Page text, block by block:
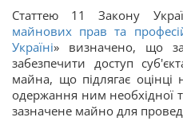
Статтею 11 Закону
майнових прав та
Україні» визначено, що
забезпечити доступ
майна, що підлягає оцінці
одержання ним необхідної
зазначене майно для